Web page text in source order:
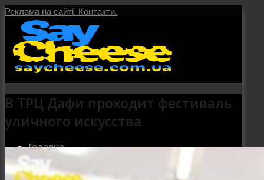
Реклама на сайті. Контакти.
Головна
В ТРЦ Дафи проходит фестиваль
уличного искусства